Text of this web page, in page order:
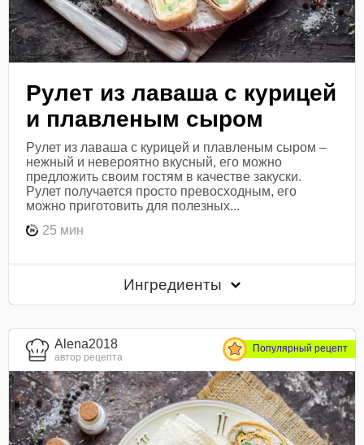
Рулет из лаваша с курицей
и плавленым сыром
Рулет из лаваша с курицей и плавленым сыром –
нежный и невероятно вкусный, его можно
предложить своим гостям в качестве закуски.
Рулет получается просто превосходным, его
можно приготовить для полезных...
25 мин
Ингредиенты
Alena2018
автор рецепта
Популярный рецепт